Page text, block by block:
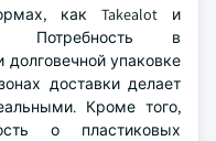
как Takealot и
Потребность в
упаковке
доставки делает
Кроме того,
о пластиковых